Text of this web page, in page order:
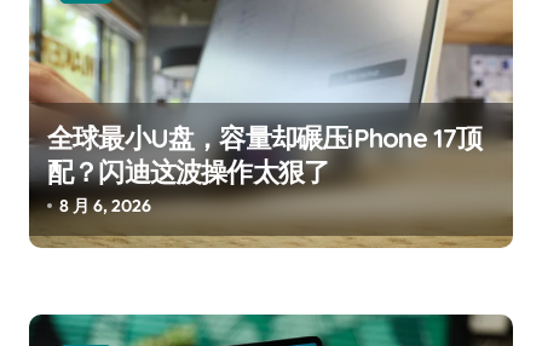
全球最小U盘，容量却碾压iPhone 17顶
配？闪迪这波操作太狠了
8 月 6, 2026